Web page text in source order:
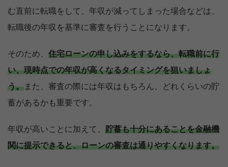
む直前に転職をして、年収が減ってしまった場合などは、
転職後の年収を基準に審査を行うことになります。
そのため、 住宅ローンの申し込みをするなら、転職前に行
い、現時点での年収が高くなるタイミングを狙いましょ
う。また、審査の際には年収はもちろん、どれくらいの貯
蓄があるかも重要です。
年収が高いことに加えて、 貯蓄も十分にあることを金融機
関に提示できると、ローンの審査は通りやすくなります。
【完全無料】うちの価格いくら？
無料診断スタート